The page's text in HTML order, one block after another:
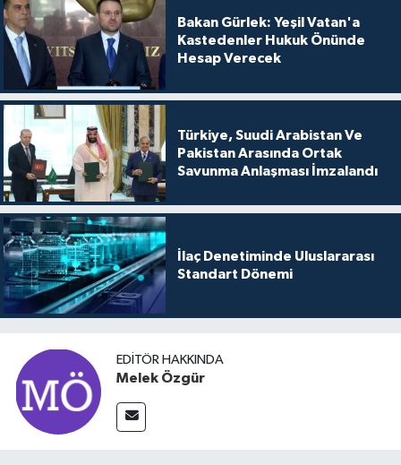
Bakan Gürlek: Yeşil Vatan'a
Kastedenler Hukuk Önünde
Hesap Verecek
Türkiye, Suudi Arabistan Ve
Pakistan Arasında Ortak
Savunma Anlaşması İmzalandı
İlaç Denetiminde Uluslararası
Standart Dönemi
EDITÖR HAKKINDA
Melek Özgür